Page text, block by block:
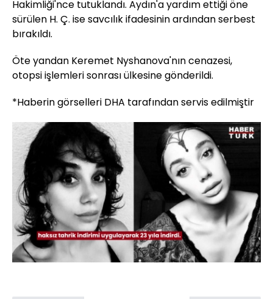
Hakimliği'nce tutuklandı. Aydın'a yardım ettiği öne
sürülen H. Ç. ise savcılık ifadesinin ardından serbest
bırakıldı.
Öte yandan Keremet Nyshanova'nın cenazesi,
otopsi işlemleri sonrası ülkesine gönderildi.
*Haberin görselleri DHA tarafından servis edilmiştir
Sesi
Aç
Yüklendi:
76.82%
Oynatma
Hızı